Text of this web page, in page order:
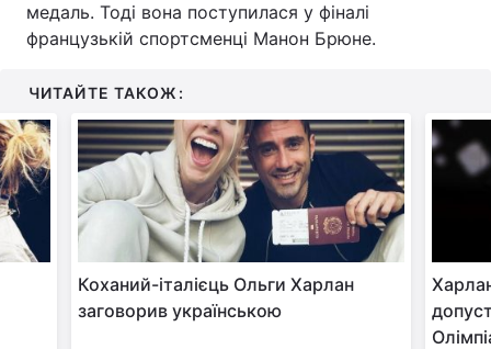
Тема оформлення
медаль. Тоді вона поступилася у фіналі
французькій спортсменці Манон Брюне.
ЧИТАЙТЕ ТАКОЖ:
Коханий-італієць Ольги Харлан
заговорив українською